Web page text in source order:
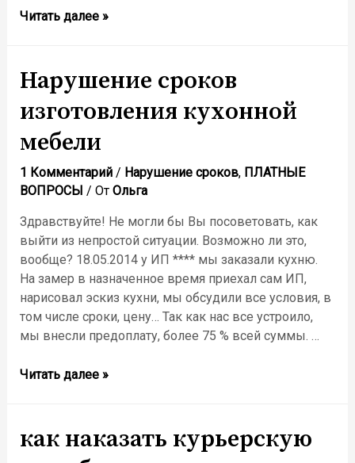
Как
компания-
продавец
бездействует
Читать далее »
Нарушение сроков
изготовления кухонной
мебели
1 Комментарий / Нарушение сроков, ПЛАТНЫЕ
ВОПРОСЫ / От Ольга
Здравствуйте! Не могли бы Вы посоветовать, как
выйти из непростой ситуации. Возможно ли это,
вообще? 18.05.2014 у ИП **** мы заказали кухню.
На замер в назначенное время приехал сам ИП,
нарисовал эскиз кухни, мы обсудили все условия, в
том числе сроки, цену… Так как нас все устроило,
мы внесли предоплату, более 75 % всей суммы. …
Нарушение
кухонной
мебели
Читать далее »
как наказать курьерскую